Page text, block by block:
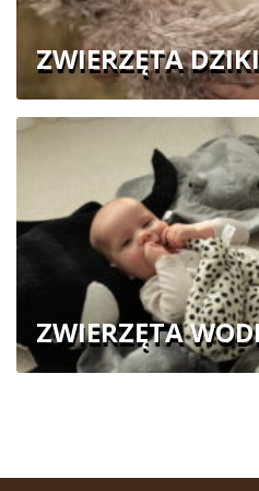
ZWIERZĘTA
ZWIERZĘTA